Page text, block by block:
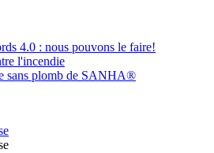
4.0 : nous pouvons le faire!
l'incendie
sans plomb de SANHA®